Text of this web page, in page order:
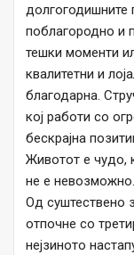
долгогодишните
поблагородно и
тешки моменти
квалитетни и
благодарна.
кој работи со
бескрајна
Животот е чудо,
не е
Од суштествено
отпочне со
нејзиното